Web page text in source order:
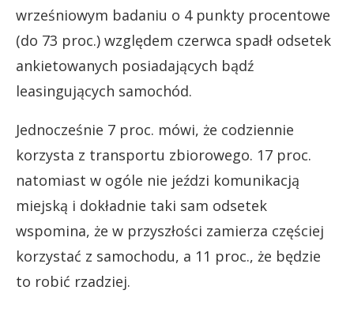
wrześniowym badaniu o 4 punkty procentowe
(do 73 proc.) względem czerwca spadł odsetek
ankietowanych posiadających bądź
leasingujących samochód.
Jednocześnie 7 proc. mówi, że codziennie
korzysta z transportu zbiorowego. 17 proc.
natomiast w ogóle nie jeździ komunikacją
miejską i dokładnie taki sam odsetek
wspomina, że w przyszłości zamierza częściej
korzystać z samochodu, a 11 proc., że będzie
to robić rzadziej.